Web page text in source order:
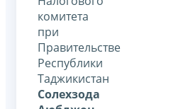
комитета
при
Правительстве
Республики
Таджикистан
Солехзода